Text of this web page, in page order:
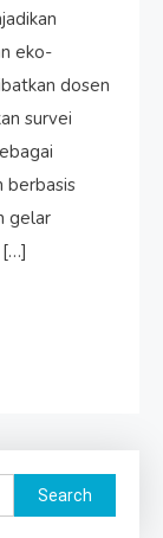
eko-
dosen
survei
berbasis
gelar
[…]
Search